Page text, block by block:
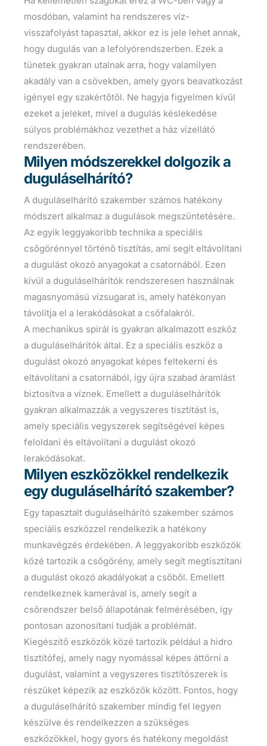
mosdóban, valamint ha rendszeres víz-
visszafolyást tapasztal, akkor ez is jele lehet annak,
hogy dugulás van a lefolyórendszerben. Ezek a
tünetek gyakran utalnak arra, hogy valamilyen
akadály van a csövekben, amely gyors beavatkozást
igényel egy szakértőtől. Ne hagyja figyelmen kívül
ezeket a jeleket, mivel a dugulás késlekedése
súlyos problémákhoz vezethet a ház vízellátó
rendszerében.
Milyen módszerekkel dolgozik a
duguláselhárító?
A duguláselhárító szakember számos hatékony
módszert alkalmaz a dugulások megszüntetésére.
Az egyik leggyakoribb technika a speciális
csőgörénnyel történő tisztítás, ami segít eltávolítani
a dugulást okozó anyagokat a csatornából. Ezen
kívül a duguláselhárítók rendszeresen használnak
magasnyomású vízsugarat is, amely hatékonyan
távolítja el a lerakódásokat a csőfalakról.
A mechanikus spirál is gyakran alkalmazott eszköz
a duguláselhárítók által. Ez a speciális eszköz a
dugulást okozó anyagokat képes feltekerni és
eltávolítani a csatornából, így újra szabad áramlást
biztosítva a víznek. Emellett a duguláselhárítók
gyakran alkalmazzák a vegyszeres tisztítást is,
amely speciális vegyszerek segítségével képes
feloldani és eltávolítani a dugulást okozó
lerakódásokat.
Milyen eszközökkel rendelkezik
egy duguláselhárító szakember?
Egy tapasztalt duguláselhárító szakember számos
speciális eszközzel rendelkezik a hatékony
munkavégzés érdekében. A leggyakoribb eszközök
közé tartozik a csőgörény, amely segít megtisztítani
a dugulást okozó akadályokat a csőből. Emellett
rendelkeznek kamerával is, amely segít a
csőrendszer belső állapotának felmérésében, így
pontosan azonosítani tudják a problémát.
Kiegészítő eszközök közé tartozik például a hidro
tisztítófej, amely nagy nyomással képes áttörni a
dugulást, valamint a vegyszeres tisztítószerek is
részüket képezik az eszközök között. Fontos, hogy
a duguláselhárító szakember mindig fel legyen
készülve és rendelkezzen a szükséges
eszközökkel, hogy gyors és hatékony megoldást